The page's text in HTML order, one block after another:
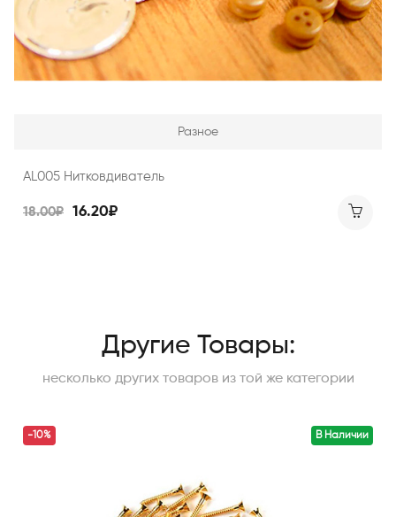
Разное
AL005 Нитковдиватель
18.00₽ 16.20₽
Другие Товары:
несколько других товаров из той же категории
В Наличии
-10%